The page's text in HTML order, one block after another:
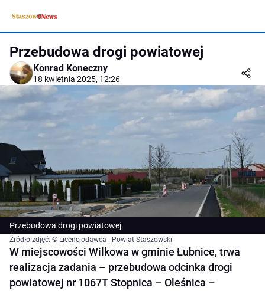
Przebudowa drogi powiatowej
Konrad Koneczny
18 kwietnia 2025, 12:26
Przebudowa drogi powiatowej
Źródło zdjęć: © Licencjodawca | Powiat Staszowski
W miejscowości Wilkowa w gminie Łubnice, trwa
realizacja zadania – przebudowa odcinka drogi
powiatowej nr 1067T Stopnica – Oleśnica –